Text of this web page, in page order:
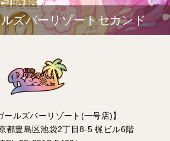
ズバーリゾートセカンド
ールズバーリゾート(一号店)】
都豊島区池袋2丁目8-5 梶ビル6階